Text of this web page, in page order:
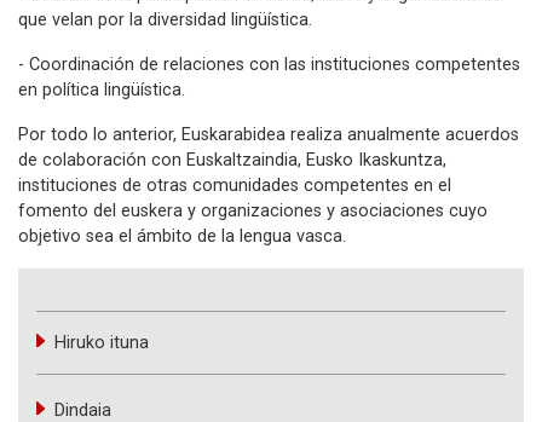
que velan por la diversidad lingüística.
- Coordinación de relaciones con las instituciones competentes
en política lingüística.
Por todo lo anterior, Euskarabidea realiza anualmente acuerdos
de colaboración con Euskaltzaindia, Eusko Ikaskuntza,
instituciones de otras comunidades competentes en el
fomento del euskera y organizaciones y asociaciones cuyo
objetivo sea el ámbito de la lengua vasca.
Hiruko ituna
Dindaia